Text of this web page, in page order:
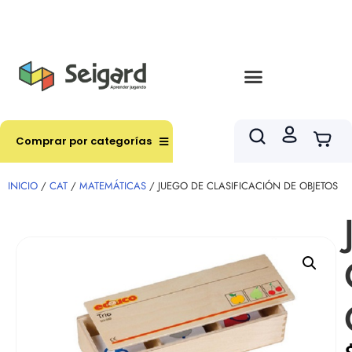
Comprar por categorías
INICIO / CAT / MATEMÁTICAS / JUEGO DE CLASIFICACIÓN DE OBJETOS